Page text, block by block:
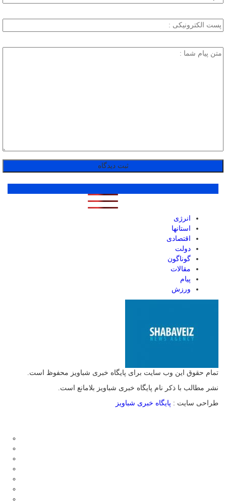
انرژی
استانها
اقتصادی
دولت
گوناگون
مقالات
پیام
ورزش
تمام حقوق این وب سایت برای پایگاه خبری شباویز محفوظ است.
نشر مطالب با ذکر نام پایگاه خبری شباویز بلامانع است.
طراحی سایت : پایگاه خبری شباویز